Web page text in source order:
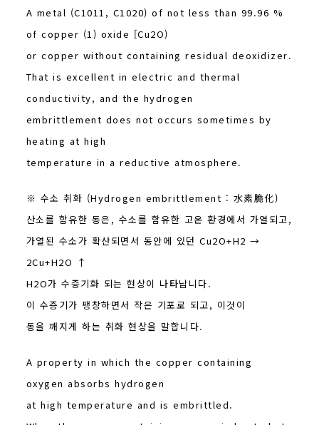
A metal (C1011, C1020) of not less than 99.96 %
of copper (1) oxide [Cu2O)
or copper without containing residual deoxidizer.
That is excellent in electric and thermal
conductivity, and the hydrogen
embrittlement does not occurs sometimes by
heating at high
temperature in a reductive atmosphere.
※ 수소 취화 (Hydrogen embrittlement : 水素脆化)
산소를 함유한 동은, 수소를 함유한 고온 환경에서 가열되고,
가열된 수소가 확산되면서 동안에 있던 Cu2O+H2 →
2Cu+H2O ↑
H2O가 수증기화 되는 현상이 나타납니다.
이 수증기가 팽창하면서 작은 기포로 되고, 이것이
동을 깨지게 하는 취화 현상을 말합니다.
A property in which the copper containing
oxygen absorbs hydrogen
at high temperature and is embrittled.